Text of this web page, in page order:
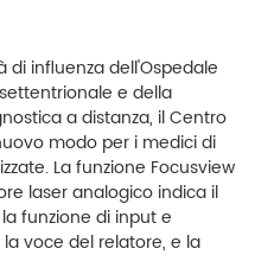
di influenza dell'Ospedale
e della
a distanza, il Centro
modo per i medici di
La funzione Focusview
laser analogico indica il
funzione di input e
voce del relatore, e la